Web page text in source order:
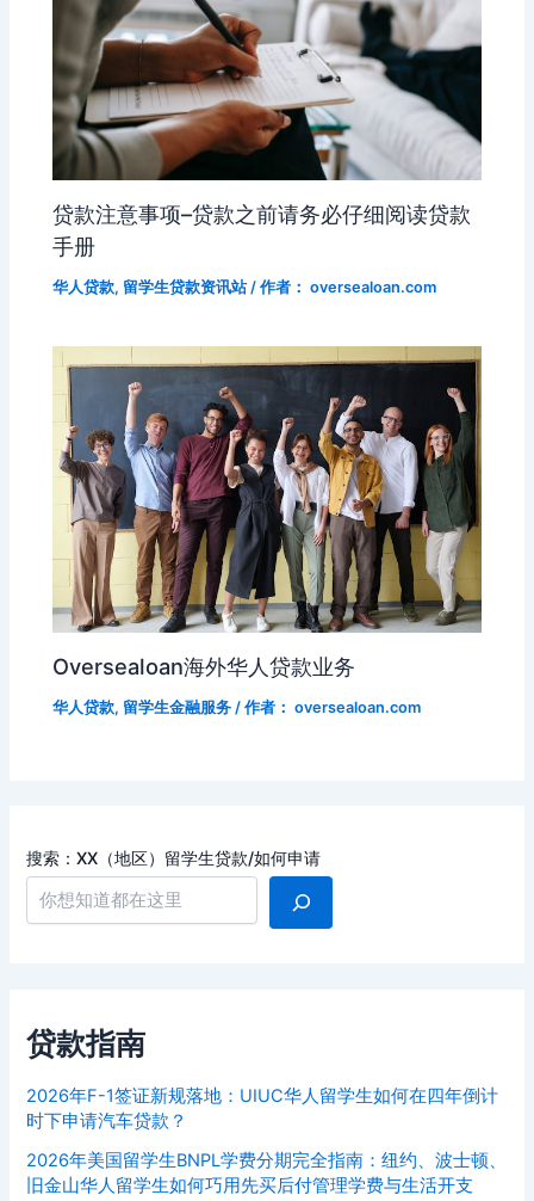
贷款注意事项–贷款之前请务必仔细阅读贷款
手册
华人贷款, 留学生贷款资讯站/ 作者： oversealoan.com
Oversealoan海外华人贷款业务
华人贷款, 留学生金融服务 / 作者： oversealoan.com
搜索：XX（地区）留学生贷款/如何申请
贷款指南
2026年F-1签证新规落地：UIUC华人留学生如何在四年倒计
时下申请汽车贷款？
2026年美国留学生BNPL学费分期完全指南：纽约、波士顿、
旧金山华人留学生如何巧用先买后付管理学费与生活开支